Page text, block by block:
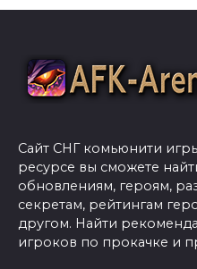
Сайт СНГ комьюнити
ресурсе вы сможете
обновлениям, героям,
секретам, рейтингам
другом. Найти
игроков по прокачке и